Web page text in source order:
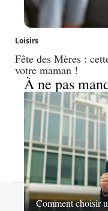
Loisirs
Fête des Mères :
votre maman !
À ne pas
Comment choisir
Contact